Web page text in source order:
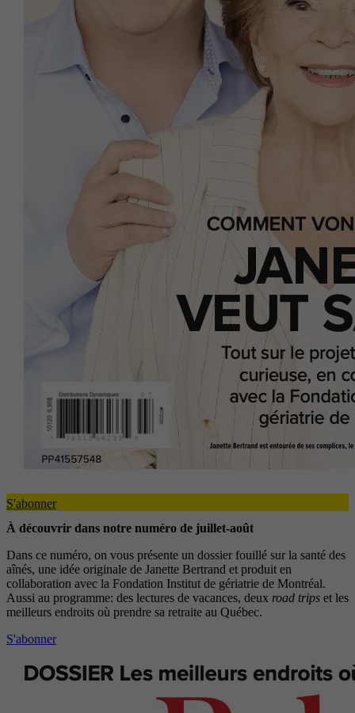
S'abonner
À découvrir dans notre numéro de juillet-août
Dans ce numéro, on vous présente un dossier fouillé sur la santé des
aînés, une idée originale de Janette Bertrand et produit en
collaboration avec la Fondation Institut de gériatrie de Montréal.
Aussi au programme: des lectures de vacances, deux road trips et les
meilleurs endroits où prendre sa retraite au Québec.
S'abonner